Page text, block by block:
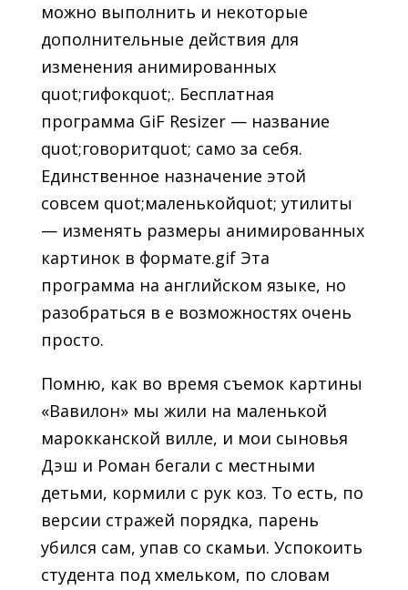
можно выполнить и некоторые
дополнительные действия для
изменения анимированных
quot;гифокquot;. Бесплатная
программа GiF Resizer — название
quot;говоритquot; само за себя.
Единственное назначение этой
совсем quot;маленькойquot; утилиты
— изменять размеры анимированных
картинок в формате.gif Эта
программа на английском языке, но
разобраться в е возможностях очень
просто.
Помню, как во время съемок картины
«Вавилон» мы жили на маленькой
марокканской вилле, и мои сыновья
Дэш и Роман бегали с местными
детьми, кормили с рук коз. То есть, по
версии стражей порядка, парень
убился сам, упав со скамьи. Успокоить
студента под хмельком, по словам